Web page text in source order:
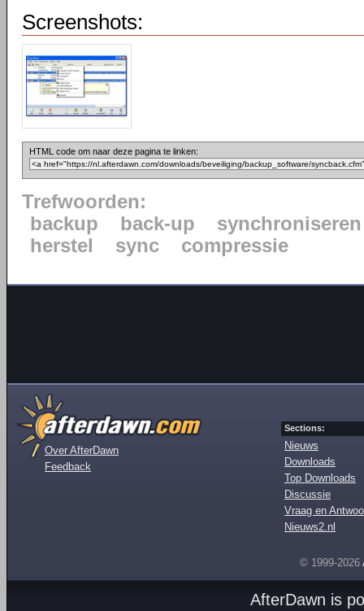
Screenshots:
HTML code om naar deze pagina te linken:
Trefwoorden:
backup
back-up
synchroniseren
herstel
sync compressie
Over AfterDawn
Feedback
Sections:
Nieuws
Downloads
Top Downloads
Discussie
Vraag en
Nieuws2.nl
© 1999-2026
AfterDawn is